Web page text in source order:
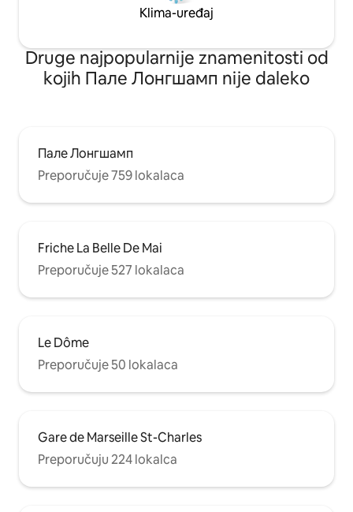
Klima-uređaj
Druge najpopularnije znamenitosti od
kojih Пале Лонгшамп nije daleko
Пале Лонгшамп
Preporučuje 759 lokalaca
Friche La Belle De Mai
Preporučuje 527 lokalaca
Le Dôme
Preporučuje 50 lokalaca
Gare de Marseille St-Charles
Preporučuju 224 lokalca